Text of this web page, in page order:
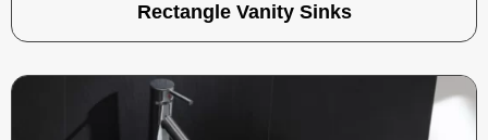
Rectangle Vanity Sinks